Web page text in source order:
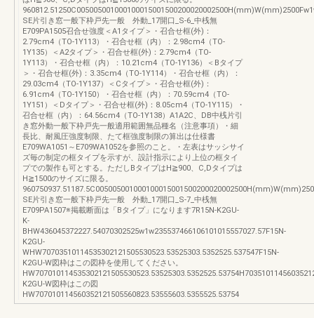
SE片引き窓一般下枠戸先一般 外動_17開口_S-6_中桟無
E709PA1505召合せ強度＜A1タイプ＞・召合せ框(外)：
2.79cm4（TO-1Y113）・召合せ框（内）：2.98cm4（TO-
1Y135）＜A2タイプ＞・召合せ框(外)：2.79cm4（TO-
1Y113）・召合せ框（内）：10.21cm4（TO-1Y136）＜Bタイプ
＞・召合せ框(外)：3.35cm4（TO-1Y114）・召合せ框（内）：
29.03cm4（TO-1Y137）＜Cタイプ＞・召合せ框(外)：
6.91cm4（TO-1Y150）・召合せ框（内）：70.59cm4（TO-
1Y151）＜Dタイプ＞・召合せ框(外)：8.05cm4（TO-1Y115）・
召合せ框（内）：64.56cm4（TO-1Y138）A1A2C、DB中桟片引
き窓外動一般下枠戸先一般適用範囲無品種名（注意事項）・細
長比、耐風圧強度制限、たて框強度制限の算出は仕様書
E709WA1051～E709WA1052を参照のこと。・左表はサッシサイ
ズ毎の制定の框タイプを示すが、設計指示により上位の框タイ
プでの製作も可とする。ただしBタイプはH≧900、C,Dタイプは
H≧1500のサイズに限る。
SE片引き窓一般下枠戸先一般 外動_17開口_S-7_中桟無
E709PA1507※掲載断面は「Bタイプ」になります7R15N-K2GU-
K-
BHW436045372227.54070302525w1w235537466106101015557027.57F15N-
K2GU-
WHW70703510114535302121505530523.53525303.5352525.537547F15N-
K2GU-W図枠はこの図枠を使用してください。
K2GU-W図枠はこの図
HW707010114560352121505560823.53555603.5355525.53754